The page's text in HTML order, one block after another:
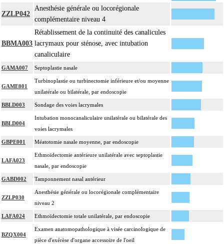
ZZLP042
Anesthésie générale ou locorégionale
complémentaire niveau 4
BBMA003
Rétablissement de la continuité des canalicules
lacrymaux pour sténose, avec intubation
canaliculaire
GAMA007 Septoplastie nasale
GAME001
Turbinoplastie ou turbinectomie inférieure et/ou moyenne
unilatérale ou bilatérale, par endoscopie
BBLD003 Sondage des voies lacrymales
BBLD004
Intubation monocanaliculaire unilatérale ou bilatérale des
voies lacrymales
GBPE001 Méatotomie nasale moyenne, par endoscopie
LAFA023
Ethmoïdectomie antérieure unilatérale avec septoplastie
nasale, par endoscopie
GABD002 Tamponnement nasal antérieur
ZZLP030
Anesthésie générale ou locorégionale complémentaire
niveau 2
LAFA024 Ethmoïdectomie totale unilatérale, par endoscopie
BZQX004
Examen anatomopathologique à visée carcinologique de
pièce d'exérèse d'organe accessoire de l'oeil